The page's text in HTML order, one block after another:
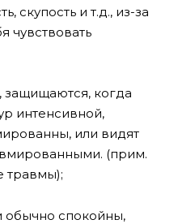
скупость и т.д., из-за
чувствовать
защищаются, когда
интенсивной,
или видят
(прим.
травмы);
обычно спокойны,